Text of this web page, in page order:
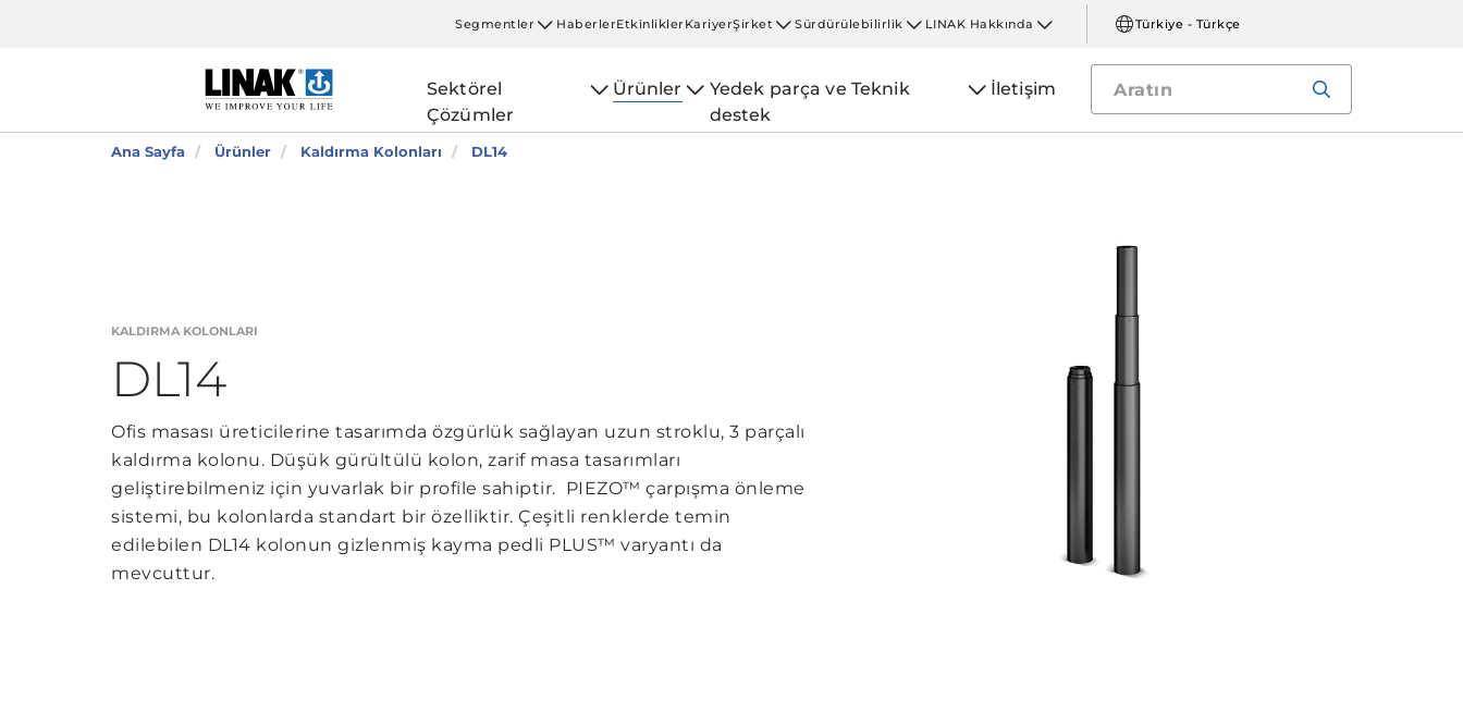
Segmentler HaberlerEtkinliklerKariyerŞirket Sürdürülebilirlik LINAK Hakkında Türkiye - Türkçe
Sektörel
Çözümler
Ürünler
Yedek parça ve Teknik
destek
İletişim
Ana Sayfa Ürünler Kaldırma Kolonları DL14
KALDIRMA KOLONLARI
DL14
Ofis masası üreticilerine tasarımda özgürlük sağlayan uzun stroklu, 3 parçalı
kaldırma kolonu. Düşük gürültülü kolon, zarif masa tasarımları
geliştirebilmeniz için yuvarlak bir profile sahiptir. PIEZO™ çarpışma önleme
sistemi, bu kolonlarda standart bir özelliktir. Çeşitli renklerde temin
edilebilen DL14 kolonun gizlenmiş kayma pedli PLUS™ varyantı da
mevcuttur.